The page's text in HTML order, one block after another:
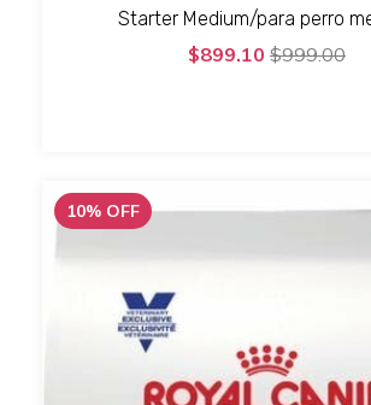
Starter Medium/para perro
$899.10 $999.00
10% OFF